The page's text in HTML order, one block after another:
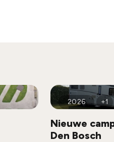
2026 +1
Nieuwe
Den Bosch